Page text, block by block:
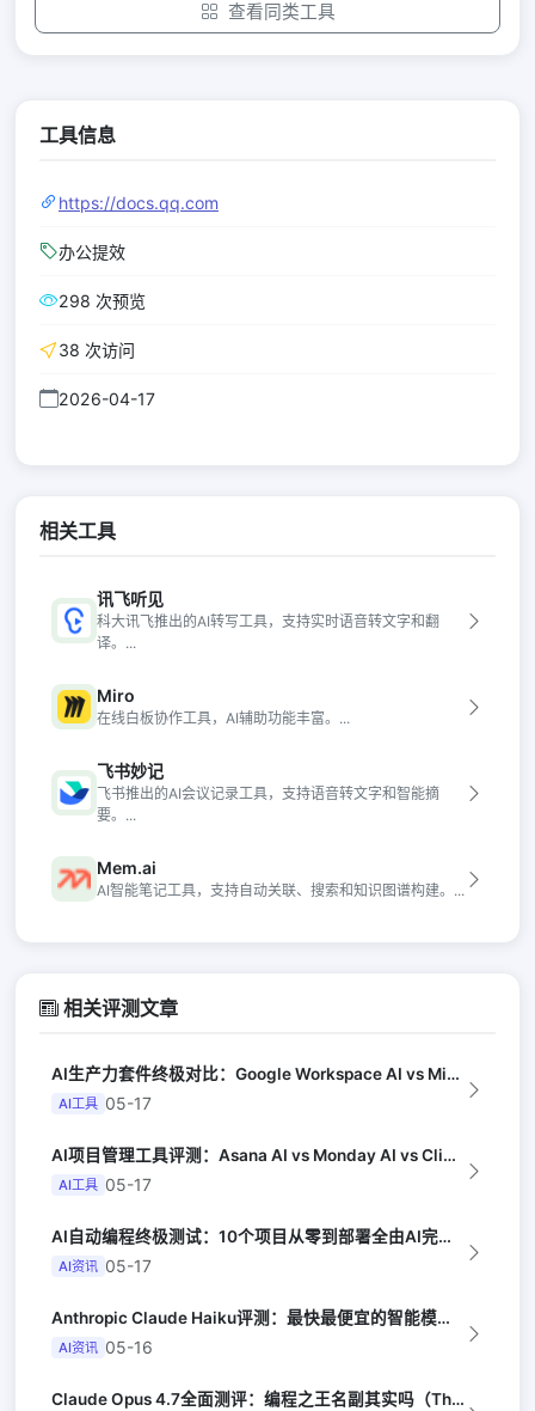
查看同类工具
工具信息
https://docs.qq.com
办公提效
298 次预览
38 次访问
2026-04-17
相关工具
讯飞听见
科大讯飞推出的AI转写工具，支持实时语音转文字和翻
译。...
Miro
在线白板协作工具，AI辅助功能丰富。...
飞书妙记
飞书推出的AI会议记录工具，支持语音转文字和智能摘
要。...
Mem.ai
AI智能笔记工具，支持自动关联、搜索和知识图谱构建。...
相关评测文章
AI生产力套件终极对比：Google Workspace AI vs Micro...
AI工具 05-17
AI项目管理工具评测：Asana AI vs Monday AI vs Clic...
AI工具 05-17
AI自动编程终极测试：10个项目从零到部署全由AI完成（Y Combinator...
AI资讯 05-17
Anthropic Claude Haiku评测：最快最便宜的智能模型（Late...
AI资讯 05-16
Claude Opus 4.7全面测评：编程之王名副其实吗（The Verge）